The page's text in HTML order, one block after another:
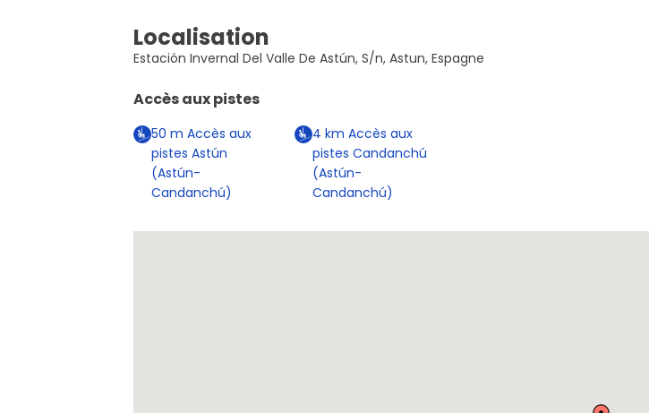
Localisation
Estación Invernal Del Valle De Astún, S/n, Astun, Espagne
Accès aux pistes
50m Accès aux
pistes Astún
(Astún-
Candanchú)
4 km Accès aux
pistes Candanchú
(Astún-
Candanchú)